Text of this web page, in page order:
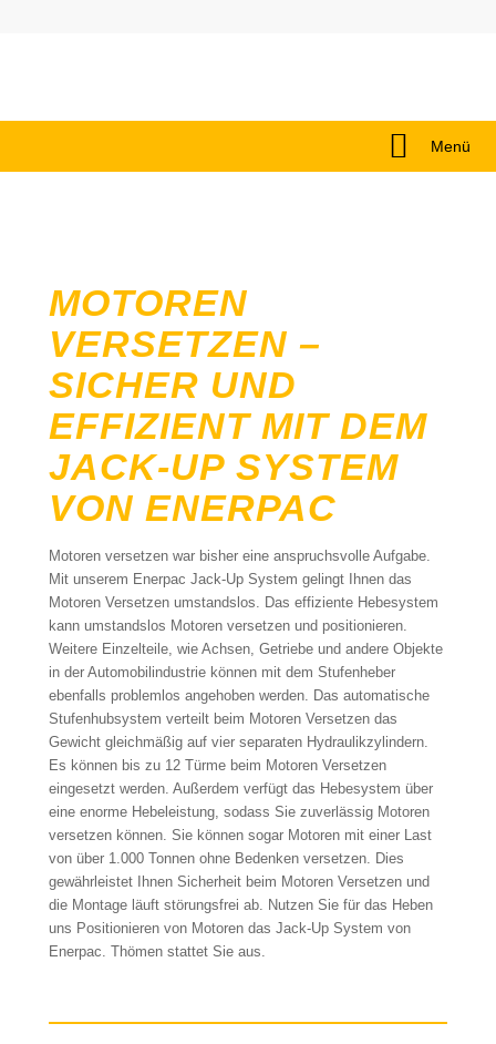
Menü
MOTOREN
VERSETZEN –
SICHER UND
EFFIZIENT MIT DEM
JACK-UP SYSTEM
VON ENERPAC
Motoren versetzen war bisher eine anspruchsvolle Aufgabe.
Mit unserem Enerpac Jack-Up System gelingt Ihnen das
Motoren Versetzen umstandslos. Das effiziente Hebesystem
kann umstandslos Motoren versetzen und positionieren.
Weitere Einzelteile, wie Achsen, Getriebe und andere Objekte
in der Automobilindustrie können mit dem Stufenheber
ebenfalls problemlos angehoben werden. Das automatische
Stufenhubsystem verteilt beim Motoren Versetzen das
Gewicht gleichmäßig auf vier separaten Hydraulikzylindern.
Es können bis zu 12 Türme beim Motoren Versetzen
eingesetzt werden. Außerdem verfügt das Hebesystem über
eine enorme Hebeleistung, sodass Sie zuverlässig Motoren
versetzen können. Sie können sogar Motoren mit einer Last
von über 1.000 Tonnen ohne Bedenken versetzen. Dies
gewährleistet Ihnen Sicherheit beim Motoren Versetzen und
die Montage läuft störungsfrei ab. Nutzen Sie für das Heben
uns Positionieren von Motoren das Jack-Up System von
Enerpac. Thömen stattet Sie aus.